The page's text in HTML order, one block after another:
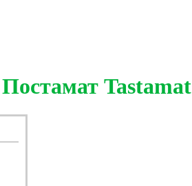
Tastamat